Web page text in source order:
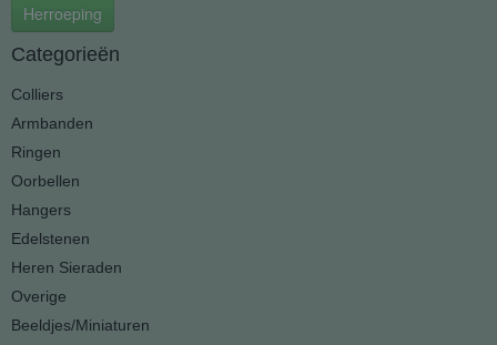
Herroeping
Categorieën
Colliers
Armbanden
Ringen
Oorbellen
Hangers
Edelstenen
Heren Sieraden
Overige
Beeldjes/Miniaturen